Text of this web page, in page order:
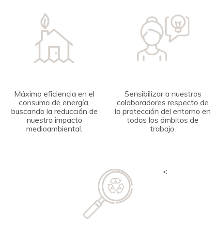
Máxima eficiencia en el
consumo de energía,
buscando la reducción de
nuestro impacto
medioambiental.
Sensibilizar a nuestros
colaboradores respecto de
la protección del entorno en
todos los ámbitos de
trabajo.
<